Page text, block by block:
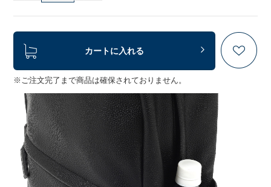
カートに入れる
※ご注文完了まで商品は確保されておりません。